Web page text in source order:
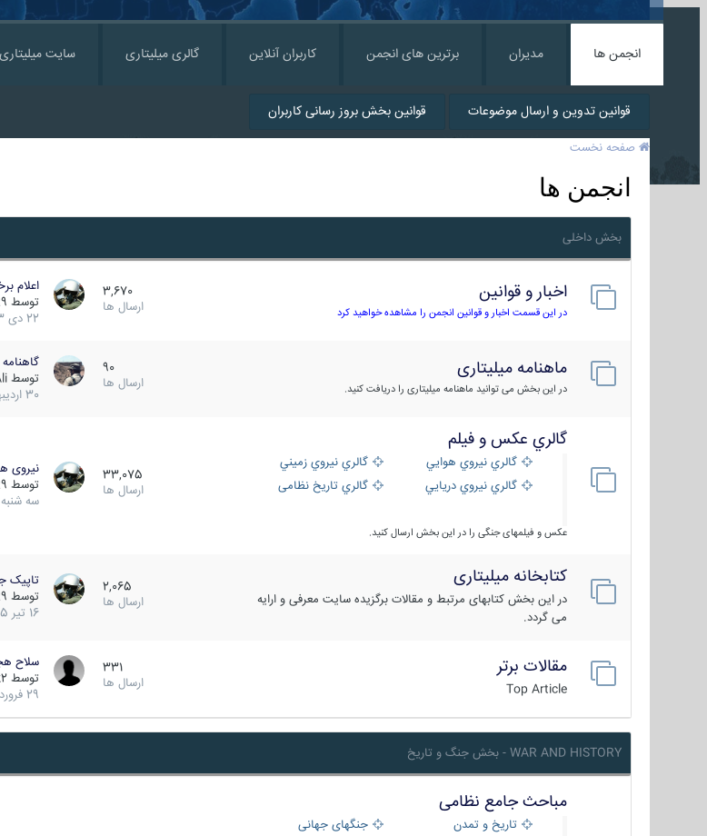
انجمن ها مدیران برترین های انجمن کاربران آنلاین گالری میلیتاری سایت میلیتاری
قوانین تدوین و ارسال موضوعات قوانین بخش بروز رسانی کاربران
صفحه نخست
انجمن ها
بخش داخلی
اخبار و قوانین
در این قسمت اخبار و قوانین انجمن را مشاهده خواهید کرد
3,670
ارسال ها
اعلام
توسط
22 دی 1403
ماهنامه میلیتاری
در این بخش می توانید ماهنامه میلیتاری را دریافت کنید.
90
ارسال ها
توسط
30 اردیبهشت 1401
گالري عكس و فيلم
گالري نيروي هوايي
گالري نيروي زميني
گالري نيروي دريايي
گالري تاریخ نظامی
عکس و فیلمهای جنگی را در این بخش ارسال کنید.
33,075
ارسال ها
نیروی
توسط
سه شنبه در
کتابخانه میلیتاری
در این بخش کتابهای مرتبط و مقالات برگزیده سایت معرفی و ارایه
می گردد.
2,065
ارسال ها
تاپیک
توسط
16 تیر 1405
مقالات برتر
Top Article
331
ارسال ها
سلاح
توسط
29 فروردین 1404
WAR AND HISTORY - بخش جنگ و تاریخ
مباحث جامع نظامی
تاریخ و تمدن
جنگهای جهانی